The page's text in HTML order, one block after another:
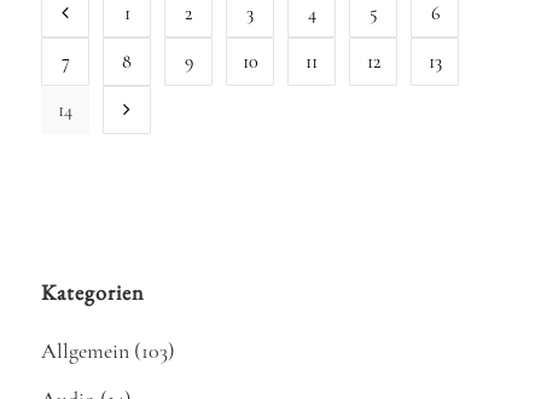
1 2 3 4 5
6
7
8 9 10 11 12
13
14
Kategorien
Allgemein (103)